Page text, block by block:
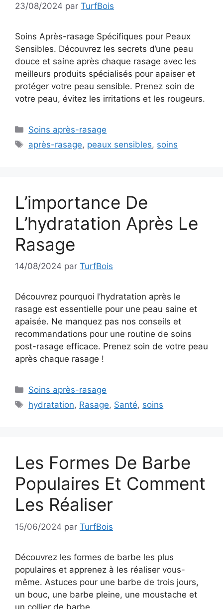
23/08/2024 par TurfBois
Soins Après-rasage Spécifiques pour Peaux
Sensibles. Découvrez les secrets d’une peau
douce et saine après chaque rasage avec les
meilleurs produits spécialisés pour apaiser et
protéger votre peau sensible. Prenez soin de
votre peau, évitez les irritations et les rougeurs.
Catégories
Soins après-rasage
Étiquettes
après-rasage, peaux sensibles, soins
L’importance De
L’hydratation Après Le
Rasage
14/08/2024 par TurfBois
Découvrez pourquoi l’hydratation après le
rasage est essentielle pour une peau saine et
apaisée. Ne manquez pas nos conseils et
recommandations pour une routine de soins
post-rasage efficace. Prenez soin de votre peau
après chaque rasage !
Catégories
Soins après-rasage
Étiquettes
hydratation, Rasage, Santé, soins
Les Formes De Barbe
Populaires Et Comment
Les Réaliser
15/06/2024 par TurfBois
Découvrez les formes de barbe les plus
populaires et apprenez à les réaliser vous-
même. Astuces pour une barbe de trois jours,
un bouc, une barbe pleine, une moustache et
un collier de barbe.